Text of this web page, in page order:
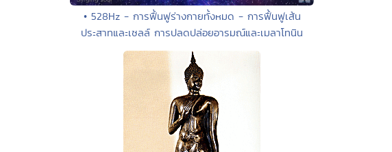
• 528Hz - การฟื้นฟูร่างกายทั้งหมด - การฟื้นฟูเส้น
ประสาทและเซลล์ การปลดปล่อยอารมณ์และเมลาโทนิน